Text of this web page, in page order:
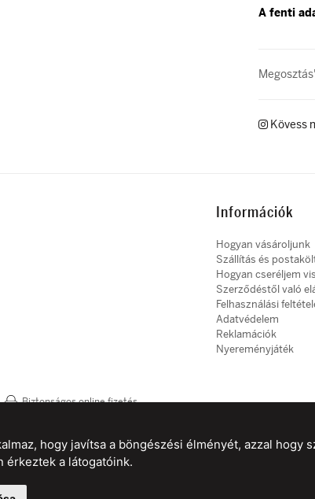
hogy javítsa a böngészési élményét, azzal
érkeztek a látogatóink.
A fenti
Kövess
Információk
Hogyan vásároljunk
Szállítás és
Hogyan cseréljem
Szerződéstől való
Felhasználási
Adatvédelem
Reklamációk
Nyereményjáték
Biztonságos online fizetés
starstyle.sk starstyle.cz starstyle.hu